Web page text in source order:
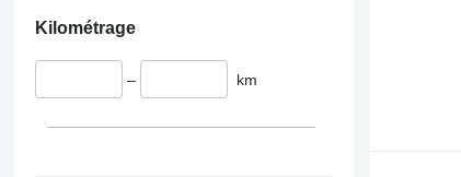
Kilométrage
– km